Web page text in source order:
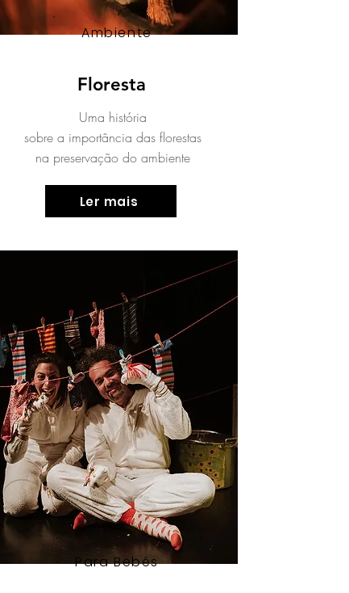
Ambiente
Floresta
Uma história
sobre a importância das florestas
na preservação do ambiente
Ler mais
Para Bebés